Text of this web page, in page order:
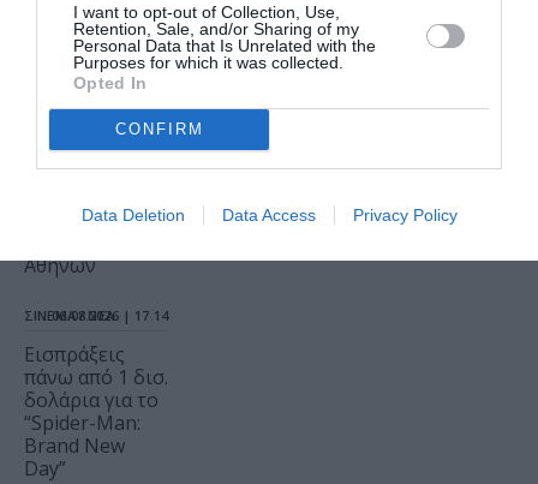
I want to opt-out of Collection, Use,
Retention, Sale, and/or Sharing of my
Personal Data that Is Unrelated with the
Purposes for which it was collected.
Opted In
CONFIRM
Data Deletion Data Access Privacy Policy
Ο Θάνατος και
η Κόρη, του
Άριελ
Ντόρφμαν σε
σκηνοθεσία
Μανώλη
Δούνια και
Χειλάκη στο
Αθηνών
ΣΙΝΕΜΑ / ΝΕΑ
06.08.2026 | 17.14
Εισπράξεις
πάνω από 1 δισ.
δολάρια για το
“Spider-Man:
Brand New
Day”